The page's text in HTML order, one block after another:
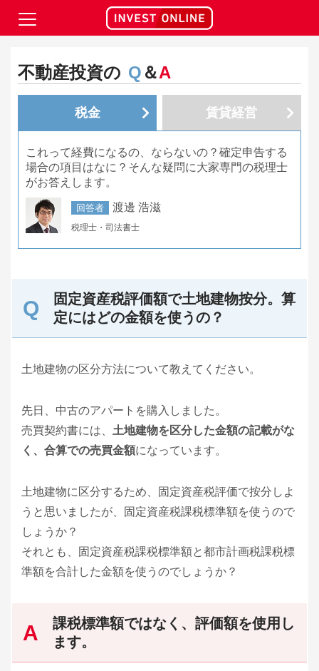
不動産投資の Q ＆A
税金 賃貸経営
これって経費になるの、ならないの？確定申告する
場合の項目はなに？そんな疑問に大家専門の税理士
がお答えします。
回答者 渡邊 浩滋
税理士・司法書士
固定資産税評価額で土地建物按分。算
定にはどの金額を使うの？
土地建物の区分方法について教えてください。
先日、中古のアパートを購入しました。
売買契約書には、 土地建物を区分した金額の記載がな
く、合算での売買金額になっています。
土地建物に区分するため、固定資産税評価で按分しよ
うと思いましたが、固定資産税課税標準額を使うので
しょうか？
それとも、固定資産税課税標準額と都市計画税課税標
準額を合計した金額を使うのでしょうか？
課税標準額ではなく、評価額を使用し
ます。